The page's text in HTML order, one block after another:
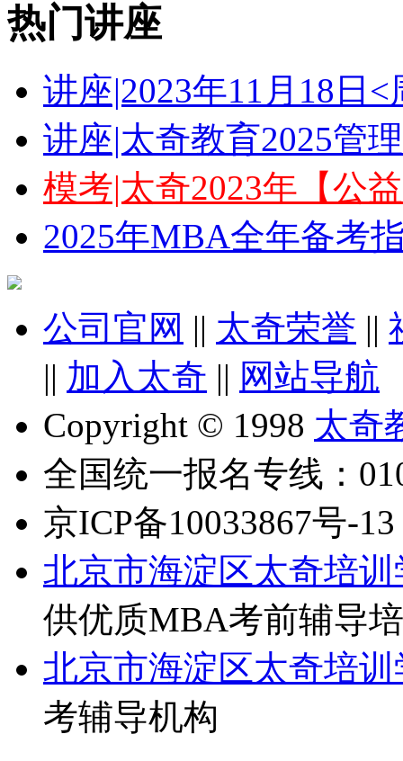
热门讲座
讲座|2023年11月18日
讲座|太奇教育2025管
模考|太奇2023年【公
2025年MBA全年备考
公司官网 || 太奇荣誉 ||
|| 加入太奇 || 网站导航
Copyright © 1998 太奇
全国统一报名专线：
京ICP备10033867号-13
北京市海淀区太奇培训
供优质MBA考前辅导
北京市海淀区太奇培训
考辅导机构